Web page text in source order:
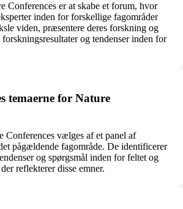
Conferences er at skabe et forum, hvor
inden for forskellige fagområder
viden, præsentere deres forskning og
forskningsresultater og tendenser inden for
temaerne for Nature
Conferences vælges af et panel af
pågældende fagområde. De identificerer
og spørgsmål inden for feltet og
reflekterer disse emner.